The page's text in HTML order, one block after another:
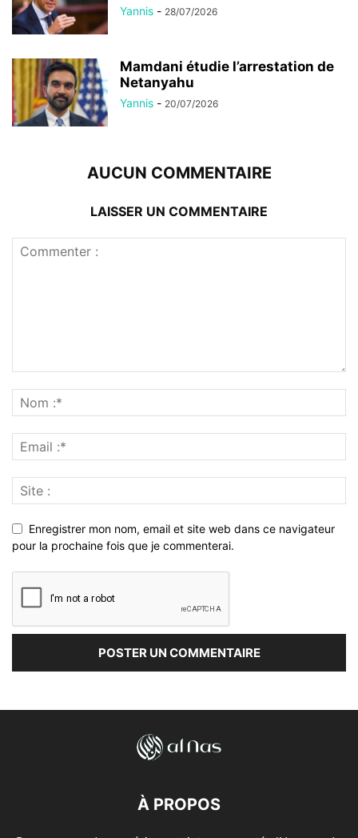
Yannis - 28/07/2026
Mamdani étudie l’arrestation de
Netanyahu
Yannis - 20/07/2026
AUCUN COMMENTAIRE
LAISSER UN COMMENTAIRE
Enregistrer mon nom, email et site web dans ce navigateur
pour la prochaine fois que je commenterai.
À PROPOS